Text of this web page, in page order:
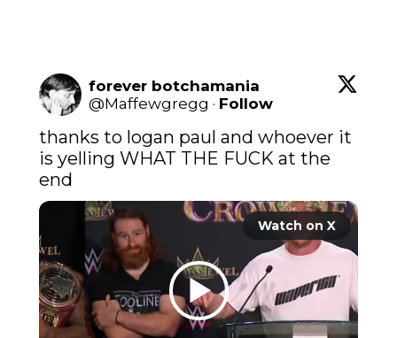
forever botchamania
@Maffewgregg · Follow
thanks to logan paul and whoever it
is yelling WHAT THE FUCK at the
end
Watch on X